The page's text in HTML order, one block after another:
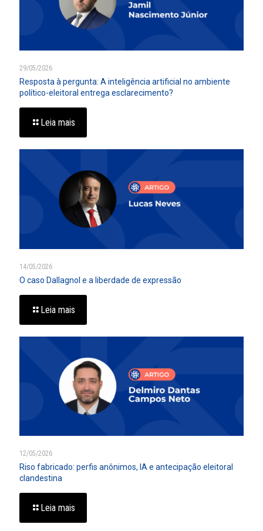
29/05/2026
Resposta à pergunta: A inteligência artificial no ambiente
político-eleitoral entrega esclarecimento?
Leia mais
14/05/2026
O caso Dallagnol e a liberdade de expressão
Leia mais
12/05/2026
Riso fabricado: perfis anônimos, IA e antecipação eleitoral
clandestina
Leia mais